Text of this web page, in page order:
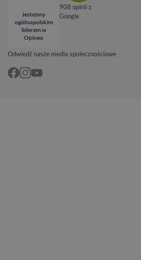
Odwiedź nasze media społecznościowe
Jesteśmy
ogólnopolskim
liderem w
Opineo
908 opinii z
Google